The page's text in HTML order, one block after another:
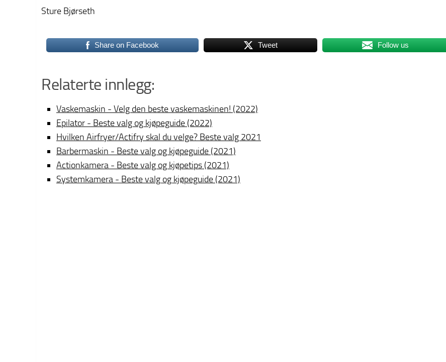
Sture Bjørseth
Share on Facebook Tweet Follow us
Relaterte innlegg:
Vaskemaskin - Velg den beste vaskemaskinen! (2022)
Epilator - Beste valg og kjøpeguide (2022)
Hvilken Airfryer/Actifry skal du velge? Beste valg 2021
Barbermaskin - Beste valg og kjøpeguide (2021)
Actionkamera - Beste valg og kjøpetips (2021)
Systemkamera - Beste valg og kjøpeguide (2021)